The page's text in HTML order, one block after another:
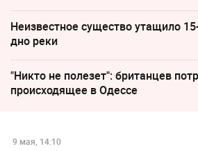
Неизвестное существо утащило
дно реки
"Никто не полезет": британцев
происходящее в Одессе
9 мая, 14:10